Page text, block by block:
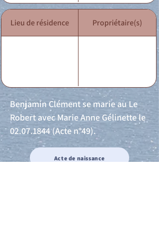
Lieu de résidence Propriétaire(s)
Benjamin Clément se marie au Le
Robert avec Marie Anne Gélinette le
02.07.1844(Acte n°49).
Acte de naissance